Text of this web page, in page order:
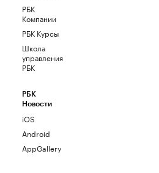
РБК
Компании
РБК Курсы
Школа
управления
РБК
РБК
Новости
iOS
Android
AppGallery